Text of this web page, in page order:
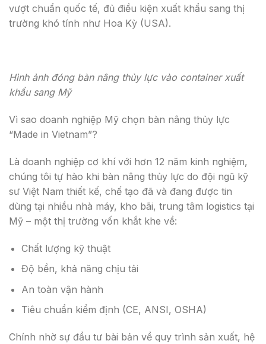
vượt chuẩn quốc tế, đủ điều kiện xuất khẩu sang thị
trường khó tính như Hoa Kỳ (USA).
Hình ảnh đóng bàn nâng thủy lực vào container xuất
khẩu sang Mỹ
Vì sao doanh nghiệp Mỹ chọn bàn nâng thủy lực
“Made in Vietnam”?
Là doanh nghiệp cơ khí với hơn 12 năm kinh nghiệm,
chúng tôi tự hào khi bàn nâng thủy lực do đội ngũ kỹ
sư Việt Nam thiết kế, chế tạo đã và đang được tin
dùng tại nhiều nhà máy, kho bãi, trung tâm logistics tại
Mỹ – một thị trường vốn khắt khe về:
Chất lượng kỹ thuật
Độ bền, khả năng chịu tải
An toàn vận hành
Tiêu chuẩn kiểm định (CE, ANSI, OSHA)
Chính nhờ sự đầu tư bài bản về quy trình sản xuất, hệ